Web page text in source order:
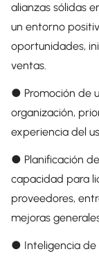
alianzas sólidas
un entorno
oportunidades,
ventas.
● Promoción de
organización,
experiencia del
● Planificación
capacidad para
proveedores,
mejoras
● Inteligencia de